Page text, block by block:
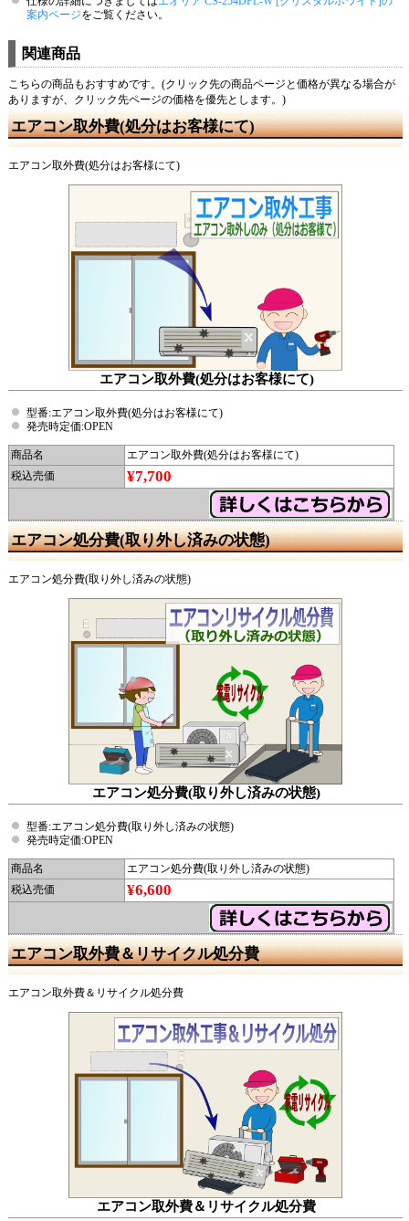
案内ページをご覧ください。
関連商品
こちらの商品もおすすめです。(クリック先の商品ページと価格が異なる場合が
ありますが、クリック先ページの価格を優先とします。)
エアコン取外費(処分はお客様にて)
エアコン取外費(処分はお客様にて)
エアコン取外費(処分はお客様にて)
型番:エアコン取外費(処分はお客様にて)
発売時定価:OPEN
商品名
エアコン取外費(処分はお客様にて)
税込売価
¥7,700
エアコン処分費(取り外し済みの状態)
エアコン処分費(取り外し済みの状態)
エアコン処分費(取り外し済みの状態)
型番:エアコン処分費(取り外し済みの状態)
発売時定価:OPEN
商品名
エアコン処分費(取り外し済みの状態)
税込売価
¥6,600
エアコン取外費＆リサイクル処分費
エアコン取外費＆リサイクル処分費
エアコン取外費＆リサイクル処分費